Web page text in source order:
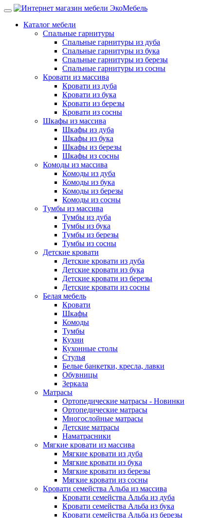
Каталог мебели
Спальные гарнитуры
Спальные гарнитуры из дуба
Спальные гарнитуры из бука
Спальные гарнитуры из березы
Спальные гарнитуры из сосны
Кровати из массива
Кровати из дуба
Кровати из бука
Кровати из березы
Кровати из сосны
Шкафы из массива
Шкафы из дуба
Шкафы из бука
Шкафы из березы
Шкафы из сосны
Комоды из массива
Комоды из дуба
Комоды из бука
Комоды из березы
Комоды из сосны
Тумбы из массива
Тумбы из дуба
Тумбы из бука
Тумбы из березы
Тумбы из сосны
Детские кровати
Детские кровати из дуба
Детские кровати из бука
Детские кровати из березы
Детские кровати из сосны
Белая мебель
Кровати
Шкафы
Комоды
Тумбы
Кухни
Кухонные столы
Стулья
Белые банкетки, кресла, лавки
Обувницы
Зеркала
Матрасы
Ортопедические матрасы - Новинки
Ортопедические матрасы
Многослойные матрасы
Детские матрасы
Наматрасники
Мягкие кровати из массива
Мягкие кровати из дуба
Мягкие кровати из бука
Мягкие кровати из березы
Мягкие кровати из сосны
Кровати семейства Альба из массива
Кровати семейства Альба из дуба
Кровати семейства Альба из бука
Кровати семейства Альба из березы